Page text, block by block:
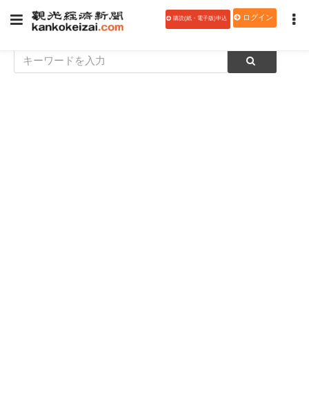
購読(紙・電子版)申込 ログイン